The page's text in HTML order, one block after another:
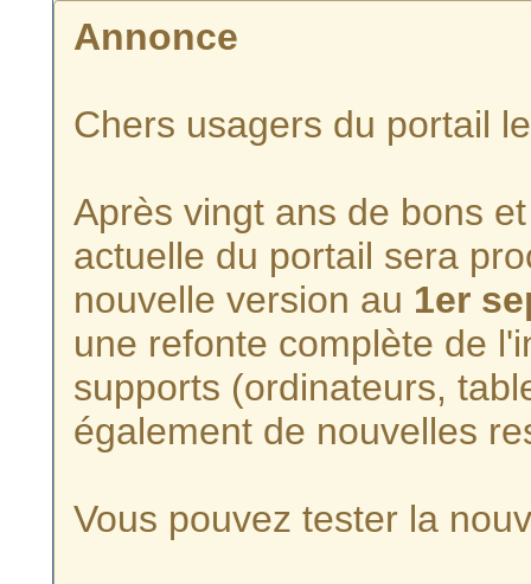
Annonce
Chers usagers du portail
Après vingt ans de bons
actuelle du portail sera
nouvelle version au 1er
une refonte complète de
supports (ordinateurs,
également de nouvelles
Vous pouvez tester la